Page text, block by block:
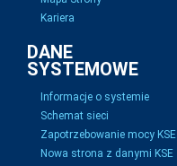
Kariera
DANE
SYSTEMOWE
Informacje o systemie
Schemat sieci
Zapotrzebowanie mocy KSE
Nowa strona z danymi KSE